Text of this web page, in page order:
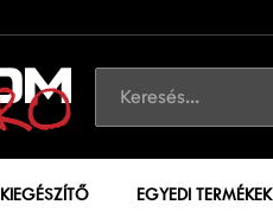
KIEGÉSZÍTŐ EGYEDI TERMÉKEK